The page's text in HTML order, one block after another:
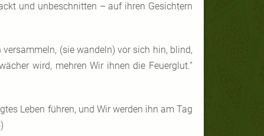
und unbeschnitten – auf ihren Gesichtern
(sie wandeln) vor sich hin, blind,
wird, mehren Wir ihnen die Feuerglut.”
Leben führen, und Wir werden ihn am Tag